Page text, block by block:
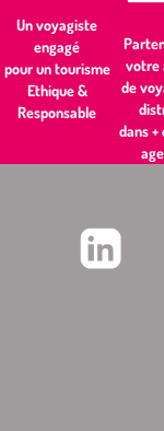
Un voyagiste
engagé
pour un tourisme
Ethique &
Responsable
votre
de
dans +